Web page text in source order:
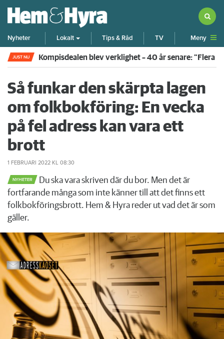
Nyheter Lokalt Tips & Råd TV Meny
JUST NU Kompisdealen blev verklighet – 40 år senare: "Flera
Så funkar den skärpta lagen
om folkbokföring: En vecka
på fel adress kan vara ett
brott
1 FEBRUARI 2022 KL 08:30
NYHETER
Du ska vara skriven där du bor. Men det är
fortfarande många som inte känner till att det finns ett
folkbokföringsbrott. Hem & Hyra reder ut vad det är som
gäller.